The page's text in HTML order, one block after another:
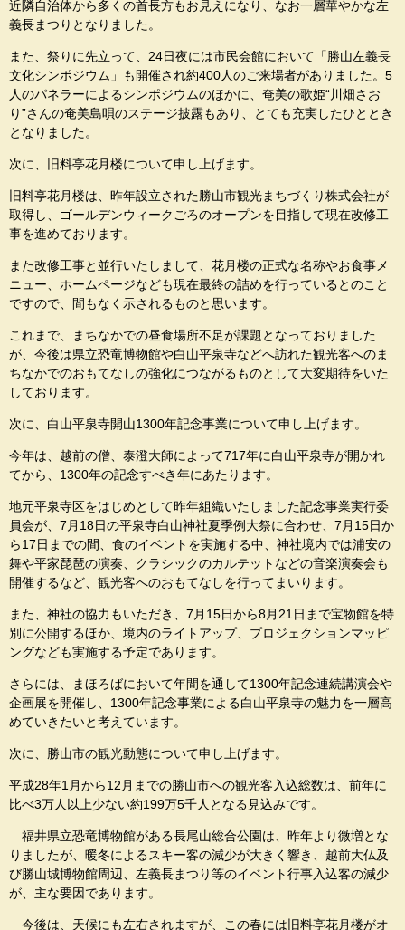
近隣自治体から多くの首長方もお見えになり、なお一層華やかな左
義長まつりとなりました。
また、祭りに先立って、24日夜には市民会館において「勝山左義長
文化シンポジウム」も開催され約400人のご来場者がありました。5
人のパネラーによるシンポジウムのほかに、奄美の歌姫“川畑さお
り”さんの奄美島唄のステージ披露もあり、とても充実したひととき
となりました。
次に、旧料亭花月楼について申し上げます。
旧料亭花月楼は、昨年設立された勝山市観光まちづくり株式会社が
取得し、ゴールデンウィークごろのオープンを目指して現在改修工
事を進めております。
また改修工事と並行いたしまして、花月楼の正式な名称やお食事メ
ニュー、ホームページなども現在最終の詰めを行っているとのこと
ですので、間もなく示されるものと思います。
これまで、まちなかでの昼食場所不足が課題となっておりました
が、今後は県立恐竜博物館や白山平泉寺などへ訪れた観光客へのま
ちなかでのおもてなしの強化につながるものとして大変期待をいた
しております。
次に、白山平泉寺開山1300年記念事業について申し上げます。
今年は、越前の僧、泰澄大師によって717年に白山平泉寺が開かれ
てから、1300年の記念すべき年にあたります。
地元平泉寺区をはじめとして昨年組織いたしました記念事業実行委
員会が、7月18日の平泉寺白山神社夏季例大祭に合わせ、7月15日か
ら17日までの間、食のイベントを実施する中、神社境内では浦安の
舞や平家琵琶の演奏、クラシックのカルテットなどの音楽演奏会も
開催するなど、観光客へのおもてなしを行ってまいります。
また、神社の協力もいただき、7月15日から8月21日まで宝物館を特
別に公開するほか、境内のライトアップ、プロジェクションマッピ
ングなども実施する予定であります。
さらには、まほろばにおいて年間を通して1300年記念連続講演会や
企画展を開催し、1300年記念事業による白山平泉寺の魅力を一層高
めていきたいと考えています。
次に、勝山市の観光動態について申し上げます。
平成28年1月から12月までの勝山市への観光客入込総数は、前年に
比べ3万人以上少ない約199万5千人となる見込みです。
福井県立恐竜博物館がある長尾山総合公園は、昨年より微増とな
りましたが、暖冬によるスキー客の減少が大きく響き、越前大仏及
び勝山城博物館周辺、左義長まつり等のイベント行事入込客の減少
が、主な要因であります。
今後は、天候にも左右されますが、この春には旧料亭花月楼がオ